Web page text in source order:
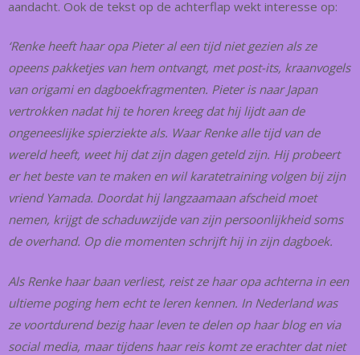
aandacht. Ook de tekst op de achterflap wekt interesse op:
‘Renke heeft haar opa Pieter al een tijd niet gezien als ze
opeens pakketjes van hem ontvangt, met post-its, kraanvogels
van origami en dagboekfragmenten. Pieter is naar Japan
vertrokken nadat hij te horen kreeg dat hij lijdt aan de
ongeneeslijke spierziekte als. Waar Renke alle tijd van de
wereld heeft, weet hij dat zijn dagen geteld zijn. Hij probeert
er het beste van te maken en wil karatetraining volgen bij zijn
vriend Yamada. Doordat hij langzaamaan afscheid moet
nemen, krijgt de schaduwzijde van zijn persoonlijkheid soms
de overhand. Op die momenten schrijft hij in zijn dagboek.
Als Renke haar baan verliest, reist ze haar opa achterna in een
ultieme poging hem echt te leren kennen. In Nederland was
ze voortdurend bezig haar leven te delen op haar blog en via
social media, maar tijdens haar reis komt ze erachter dat niet